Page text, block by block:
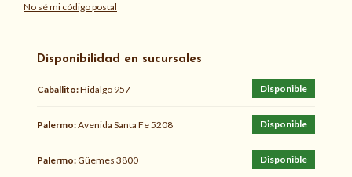
No sé mi código postal
Disponibilidad en sucursales
Caballito:Hidalgo 957 Disponible
Palermo:Avenida Santa Fe 5208 Disponible
Palermo: Güemes 3800 Disponible